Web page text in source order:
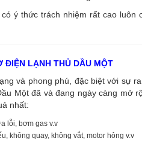
ý thức trách nhiệm rất cao
ĐIỆN LẠNH THỦ DẦU MỘT
và phong phú, đặc biệt với sự
Một đã và đang ngày càng mở
nhất:
lỗi, bơm gas v.v
không quay, không vắt, motor hỏng v.v